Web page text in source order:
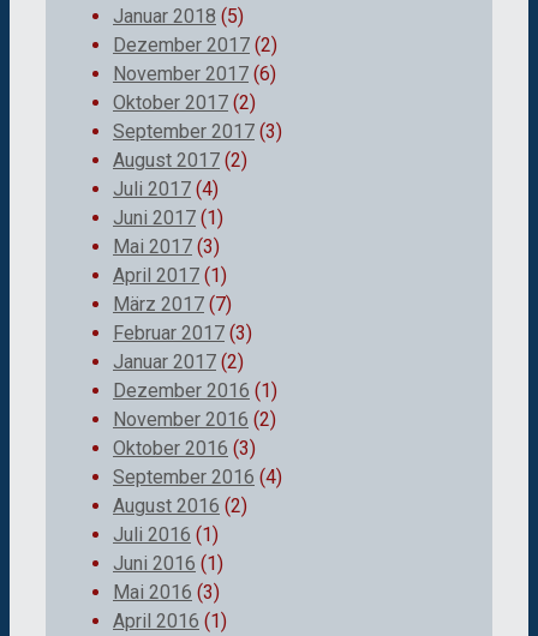
Januar 2018 (5)
Dezember 2017 (2)
November 2017 (6)
Oktober 2017 (2)
September 2017 (3)
August 2017 (2)
Juli 2017 (4)
Juni 2017 (1)
Mai 2017 (3)
April 2017 (1)
März 2017 (7)
Februar 2017 (3)
Januar 2017 (2)
Dezember 2016 (1)
November 2016 (2)
Oktober 2016 (3)
September 2016 (4)
August 2016 (2)
Juli 2016 (1)
Juni 2016 (1)
Mai 2016 (3)
April 2016 (1)